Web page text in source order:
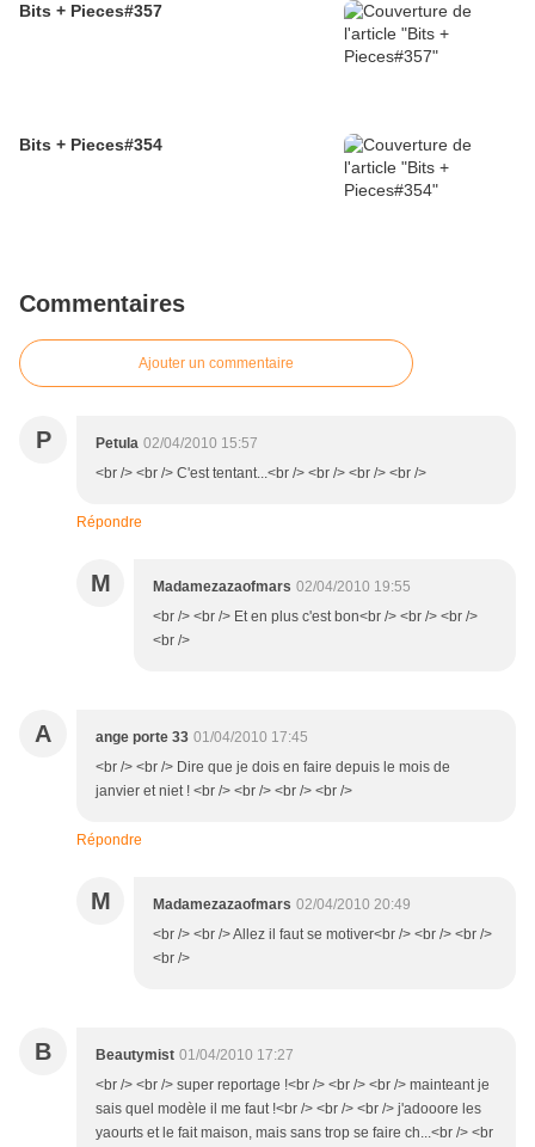
Bits + Pieces#357
Bits + Pieces#354
Commentaires
Ajouter un commentaire
P Petula 02/04/2010 15:57
<br /> <br /> C'est tentant...<br /> <br /> <br /> <br />
Répondre
M Madamezazaofmars 02/04/2010 19:55
<br /> <br /> Et en plus c'est bon<br /> <br /> <br />
<br />
A ange porte 33 01/04/2010 17:45
<br /> <br /> Dire que je dois en faire depuis le mois de
janvier et niet ! <br /> <br /> <br /> <br />
Répondre
M Madamezazaofmars 02/04/2010 20:49
<br /> <br /> Allez il faut se motiver<br /> <br /> <br />
<br />
B Beautymist 01/04/2010 17:27
<br /> <br /> super reportage !<br /> <br /> <br /> mainteant je
sais quel modèle il me faut !<br /> <br /> <br /> j'adooore les
yaourts et le fait maison, mais sans trop se faire ch...<br /> <br